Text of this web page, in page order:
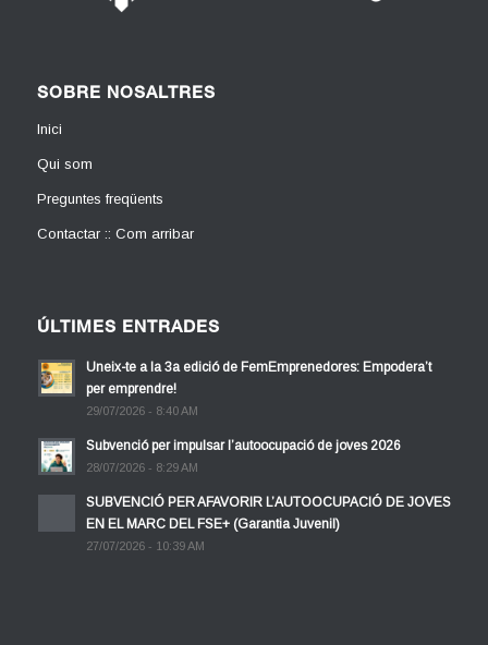
SOBRE NOSALTRES
Inici
Qui som
Preguntes freqüents
Contactar :: Com arribar
ÚLTIMES ENTRADES
Uneix-te a la 3a edició de FemEmprenedores: Empodera’t
per emprendre!
29/07/2026 - 8:40 AM
Subvenció per impulsar l’autoocupació de joves 2026
28/07/2026 - 8:29 AM
SUBVENCIÓ PER AFAVORIR L’AUTOOCUPACIÓ DE JOVES
EN EL MARC DEL FSE+ (Garantia Juvenil)
27/07/2026 - 10:39 AM